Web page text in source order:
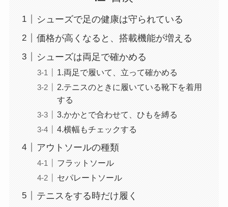
シューズで足の健康は守られている
価格が高くなると、搭載機能が増える
シューズは両足で確かめる
1.両足で履いて、立って確かめる
2.テニスのときに履いている靴下を着用
する
3.かかとで合わせて、ひもを縛る
4.横幅もチェックする
アウトソールの種類
フラットソール
セパレートソール
テニスをする時だけ履く